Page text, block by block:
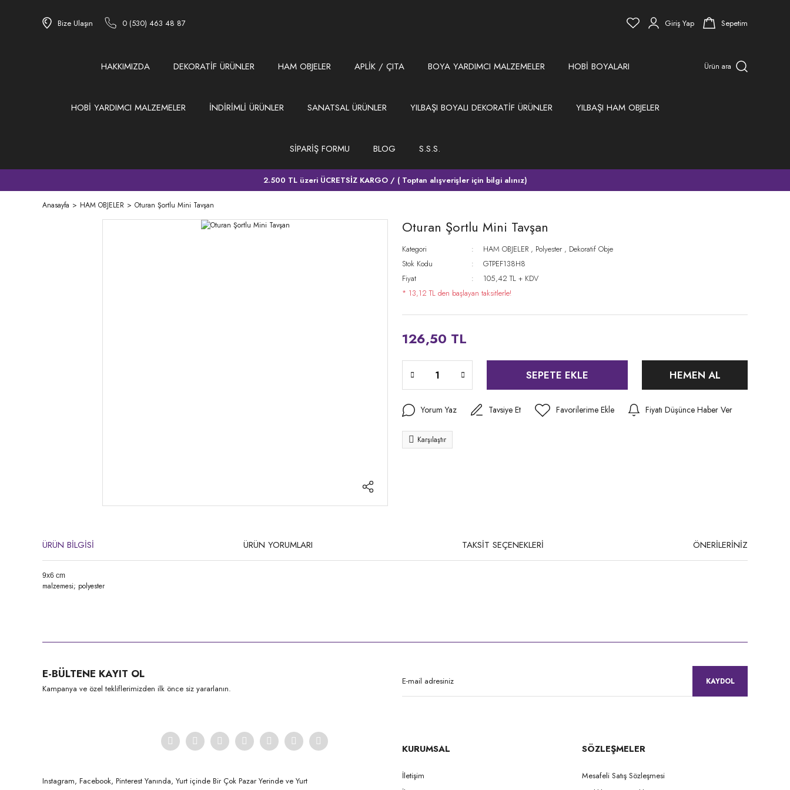
Bize Ulaşın 0 (530) 463 48 87 Giriş Yap Sepetim
HAKKIMIZDA DEKORATİF ÜRÜNLER HAM OBJELER APLİK / ÇITA BOYA YARDIMCI MALZEMELER HOBİ BOYALARI
HOBİ YARDIMCI MALZEMELER İNDİRİMLİ ÜRÜNLER SANATSAL ÜRÜNLER YILBAŞI BOYALI DEKORATİF ÜRÜNLER YILBAŞI HAM OBJELER
SİPARİŞ FORMU BLOG S.S.S.
Ürün ara
2.500 TL üzeri ÜCRETSİZ KARGO / ( Toptan alışverişler için bilgi alınız)
Anasayfa HAM OBJELER Oturan Şortlu Mini Tavşan
Oturan Şortlu Mini Tavşan
Kategori HAM OBJELER , Polyester , Dekoratif Obje
Stok Kodu
GTPEF138H8
Fiyat
105,42 TL + KDV
* 13,12 TL den başlayan taksitlerle!
126,50 TL
SEPETE EKLE HEMEN AL
Yorum Yaz Tavsiye Et Fiyatı Düşünce Haber Ver
Karşılaştır
ÜRÜN BİLGİSİ ÜRÜN YORUMLARI TAKSİT SEÇENEKLERİ ÖNERİLERİNİZ
9x6 cm
malzemesi; polyester
Ürün açıklamasında eksik bilgiler bulunuyor.
Ürün bilgilerinde hatalar bulunuyor.
E-BÜLTENE KAYIT OL
Kampanya ve özel tekliflerimizden ilk önce siz yararlanın.
KAYDOL
Instagram, Facebook, Pinterest Yanında, Yurt içinde Bir Çok Pazar Yerinde ve Yurt
KURUMSAL
İletişim
SÖZLEŞMELER
Mesafeli Satış Sözleşmesi